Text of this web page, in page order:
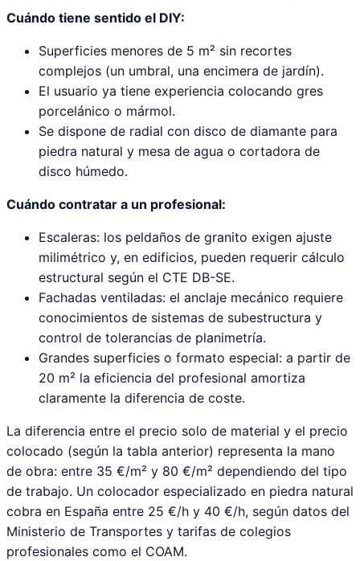
Cuándo tiene sentido el DIY:
Superficies menores de 5 m² sin recortes
complejos (un umbral, una encimera de jardín).
El usuario ya tiene experiencia colocando gres
porcelánico o mármol.
Se dispone de radial con disco de diamante para
piedra natural y mesa de agua o cortadora de
disco húmedo.
Cuándo contratar a un profesional:
Escaleras: los peldaños de granito exigen ajuste
milimétrico y, en edificios, pueden requerir cálculo
estructural según el CTE DB-SE.
Fachadas ventiladas: el anclaje mecánico requiere
conocimientos de sistemas de subestructura y
control de tolerancias de planimetría.
Grandes superficies o formato especial: a partir de
20 m² la eficiencia del profesional amortiza
claramente la diferencia de coste.
La diferencia entre el precio solo de material y el precio
colocado (según la tabla anterior) representa la mano
de obra: entre 35 €/m² y 80 €/m² dependiendo del tipo
de trabajo. Un colocador especializado en piedra natural
cobra en España entre 25 €/h y 40 €/h, según datos del
Ministerio de Transportes y tarifas de colegios
profesionales como el COAM.